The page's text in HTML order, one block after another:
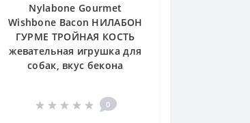
Nylabone Gourmet
Wishbone Bacon НИЛАБОН
ГУРМЕ ТРОЙНАЯ КОСТЬ
жевательная игрушка для
собак, вкус бекона
0